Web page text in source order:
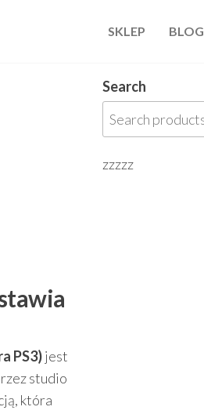
SKLEP BLOG
PS3)jest
studio
która
Search
zzzzz